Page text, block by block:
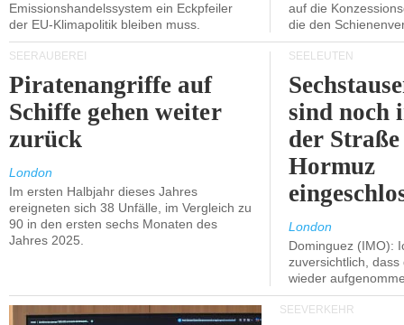
Emissionshandelssystem ein Eckpfeiler
der EU-Klimapolitik bleiben muss.
auf die
die den
SEERÄUBEREI
Piratenangriffe auf
Schiffe gehen weiter
zurück
London
Im ersten Halbjahr dieses Jahres
ereigneten sich 38 Unfälle, im Vergleich zu
90 in den ersten sechs Monaten des
Jahres 2025.
SEELEUTEN
sind noch
der
Hormuz
London
Dominguez (IMO):
zuversichtlich,
wieder
SEEVERKEHR